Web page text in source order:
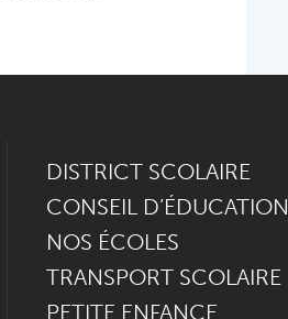
DISTRICT SCOLAIRE
CONSEIL D’ÉDUCATION
NOS ÉCOLES
TRANSPORT SCOLAIRE
PETITE ENFANCE